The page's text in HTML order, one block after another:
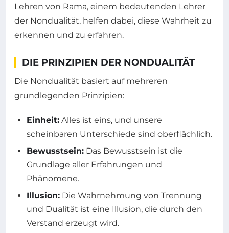
Lehren von Rama, einem bedeutenden Lehrer
der Nondualität, helfen dabei, diese Wahrheit zu
erkennen und zu erfahren.
DIE PRINZIPIEN DER NONDUALITÄT
Die Nondualität basiert auf mehreren
grundlegenden Prinzipien:
Einheit: Alles ist eins, und unsere
scheinbaren Unterschiede sind oberflächlich.
Bewusstsein: Das Bewusstsein ist die
Grundlage aller Erfahrungen und
Phänomene.
Illusion: Die Wahrnehmung von Trennung
und Dualität ist eine Illusion, die durch den
Verstand erzeugt wird.